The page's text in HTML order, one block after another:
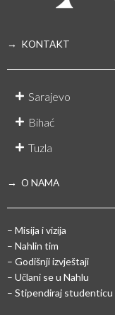
→ KONTAKT
Sarajevo
Bihać
Tuzla
→ O NAMA
– Misija i vizija
– Nahlin tim
– Godišnji izvještaji
– Učlani se u Nahlu
– Stipendiraj studenticu